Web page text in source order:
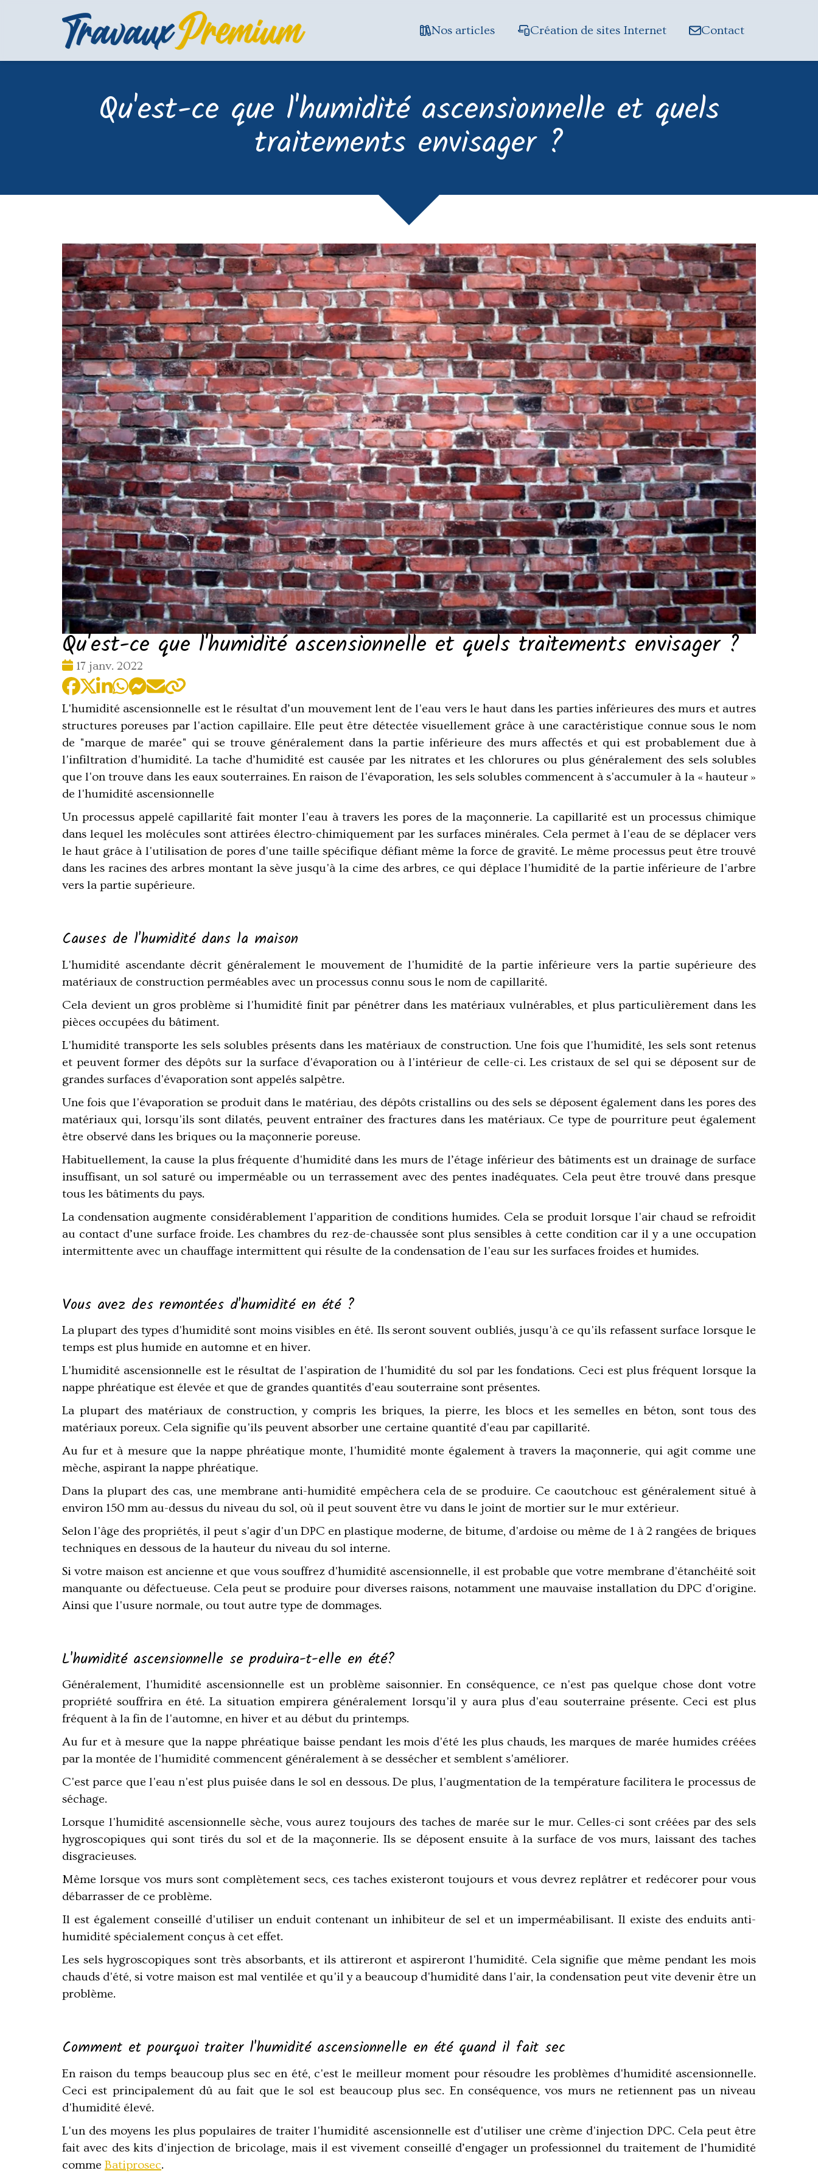
Nos articles Création de sites Internet Contact
Qu'est-ce que l'humidité ascensionnelle et quels
traitements envisager ?
Qu'est-ce que l'humidité ascensionnelle et quels traitements envisager ?
Date
:
17 janv. 2022
L'humidité ascensionnelle est le résultat d’un mouvement lent de l'eau vers le haut dans les parties inférieures des murs et autres
structures poreuses par l'action capillaire. Elle peut être détectée visuellement grâce à une caractéristique connue sous le nom
de "marque de marée" qui se trouve généralement dans la partie inférieure des murs affectés et qui est probablement due à
l'infiltration d'humidité. La tache d’humidité est causée par les nitrates et les chlorures ou plus généralement des sels solubles
que l'on trouve dans les eaux souterraines. En raison de l'évaporation, les sels solubles commencent à s'accumuler à la « hauteur »
de l'humidité ascensionnelle
Un processus appelé capillarité fait monter l'eau à travers les pores de la maçonnerie. La capillarité est un processus chimique
dans lequel les molécules sont attirées électro-chimiquement par les surfaces minérales. Cela permet à l'eau de se déplacer vers
le haut grâce à l'utilisation de pores d'une taille spécifique défiant même la force de gravité. Le même processus peut être trouvé
dans les racines des arbres montant la sève jusqu'à la cime des arbres, ce qui déplace l'humidité de la partie inférieure de l'arbre
vers la partie supérieure.
Causes de l'humidité dans la maison
L'humidité ascendante décrit généralement le mouvement de l'humidité de la partie inférieure vers la partie supérieure des
matériaux de construction perméables avec un processus connu sous le nom de capillarité.
Cela devient un gros problème si l'humidité finit par pénétrer dans les matériaux vulnérables, et plus particulièrement dans les
pièces occupées du bâtiment.
L'humidité transporte les sels solubles présents dans les matériaux de construction. Une fois que l'humidité, les sels sont retenus
et peuvent former des dépôts sur la surface d'évaporation ou à l'intérieur de celle-ci. Les cristaux de sel qui se déposent sur de
grandes surfaces d'évaporation sont appelés salpêtre.
Une fois que l'évaporation se produit dans le matériau, des dépôts cristallins ou des sels se déposent également dans les pores des
matériaux qui, lorsqu'ils sont dilatés, peuvent entraîner des fractures dans les matériaux. Ce type de pourriture peut également
être observé dans les briques ou la maçonnerie poreuse.
Habituellement, la cause la plus fréquente d'humidité dans les murs de l’étage inférieur des bâtiments est un drainage de surface
insuffisant, un sol saturé ou imperméable ou un terrassement avec des pentes inadéquates. Cela peut être trouvé dans presque
tous les bâtiments du pays.
La condensation augmente considérablement l'apparition de conditions humides. Cela se produit lorsque l'air chaud se refroidit
au contact d’une surface froide. Les chambres du rez-de-chaussée sont plus sensibles à cette condition car il y a une occupation
intermittente avec un chauffage intermittent qui résulte de la condensation de l'eau sur les surfaces froides et humides.
Vous avez des remontées d'humidité en été ?
La plupart des types d'humidité sont moins visibles en été. Ils seront souvent oubliés, jusqu'à ce qu'ils refassent surface lorsque le
temps est plus humide en automne et en hiver.
L'humidité ascensionnelle est le résultat de l'aspiration de l'humidité du sol par les fondations. Ceci est plus fréquent lorsque la
nappe phréatique est élevée et que de grandes quantités d'eau souterraine sont présentes.
La plupart des matériaux de construction, y compris les briques, la pierre, les blocs et les semelles en béton, sont tous des
matériaux poreux. Cela signifie qu'ils peuvent absorber une certaine quantité d'eau par capillarité.
Au fur et à mesure que la nappe phréatique monte, l'humidité monte également à travers la maçonnerie, qui agit comme une
mèche, aspirant la nappe phréatique.
Dans la plupart des cas, une membrane anti-humidité empêchera cela de se produire. Ce caoutchouc est généralement situé à
environ 150 mm au-dessus du niveau du sol, où il peut souvent être vu dans le joint de mortier sur le mur extérieur.
Selon l'âge des propriétés, il peut s'agir d'un DPC en plastique moderne, de bitume, d'ardoise ou même de 1 à 2 rangées de briques
techniques en dessous de la hauteur du niveau du sol interne.
Si votre maison est ancienne et que vous souffrez d'humidité ascensionnelle, il est probable que votre membrane d'étanchéité soit
manquante ou défectueuse. Cela peut se produire pour diverses raisons, notamment une mauvaise installation du DPC d'origine.
Ainsi que l'usure normale, ou tout autre type de dommages.
L'humidité ascensionnelle se produira-t-elle en été?
Généralement, l'humidité ascensionnelle est un problème saisonnier. En conséquence, ce n'est pas quelque chose dont votre
propriété souffrira en été. La situation empirera généralement lorsqu'il y aura plus d'eau souterraine présente. Ceci est plus
fréquent à la fin de l'automne, en hiver et au début du printemps.
Au fur et à mesure que la nappe phréatique baisse pendant les mois d'été les plus chauds, les marques de marée humides créées
par la montée de l'humidité commencent généralement à se dessécher et semblent s'améliorer.
C'est parce que l'eau n'est plus puisée dans le sol en dessous. De plus, l'augmentation de la température facilitera le processus de
séchage.
Lorsque l'humidité ascensionnelle sèche, vous aurez toujours des taches de marée sur le mur. Celles-ci sont créées par des sels
hygroscopiques qui sont tirés du sol et de la maçonnerie. Ils se déposent ensuite à la surface de vos murs, laissant des taches
disgracieuses.
Même lorsque vos murs sont complètement secs, ces taches existeront toujours et vous devrez replâtrer et redécorer pour vous
débarrasser de ce problème.
Il est également conseillé d'utiliser un enduit contenant un inhibiteur de sel et un imperméabilisant. Il existe des enduits anti-
humidité spécialement conçus à cet effet.
Les sels hygroscopiques sont très absorbants, et ils attireront et aspireront l'humidité. Cela signifie que même pendant les mois
chauds d'été, si votre maison est mal ventilée et qu'il y a beaucoup d'humidité dans l'air, la condensation peut vite devenir être un
problème.
Comment et pourquoi traiter l'humidité ascensionnelle en été quand il fait sec
En raison du temps beaucoup plus sec en été, c'est le meilleur moment pour résoudre les problèmes d'humidité ascensionnelle.
Ceci est principalement dû au fait que le sol est beaucoup plus sec. En conséquence, vos murs ne retiennent pas un niveau
d'humidité élevé.
L'un des moyens les plus populaires de traiter l'humidité ascensionnelle est d'utiliser une crème d'injection DPC. Cela peut être
fait avec des kits d'injection de bricolage, mais il est vivement conseillé d’engager un professionnel du traitement de l’humidité
comme Batiprosec.